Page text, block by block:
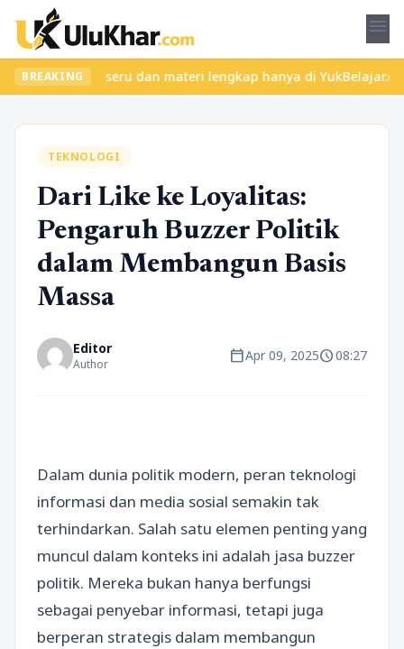
menu
BREAKING
kelas seru dan materi lengkap hanya di YukBelajar.com.
TEKNOLOGI
Dari Like ke Loyalitas:
Pengaruh Buzzer Politik
dalam Membangun Basis
Massa
Editor
Author calendar_todayApr 09, 2025schedule08:27
Dalam dunia politik modern, peran teknologi
informasi dan media sosial semakin tak
terhindarkan. Salah satu elemen penting yang
muncul dalam konteks ini adalah jasa buzzer
politik. Mereka bukan hanya berfungsi
sebagai penyebar informasi, tetapi juga
berperan strategis dalam membangun